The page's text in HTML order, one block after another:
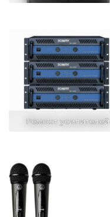
Ремонт усилителей